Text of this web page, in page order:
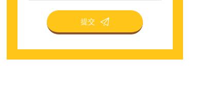
提交 